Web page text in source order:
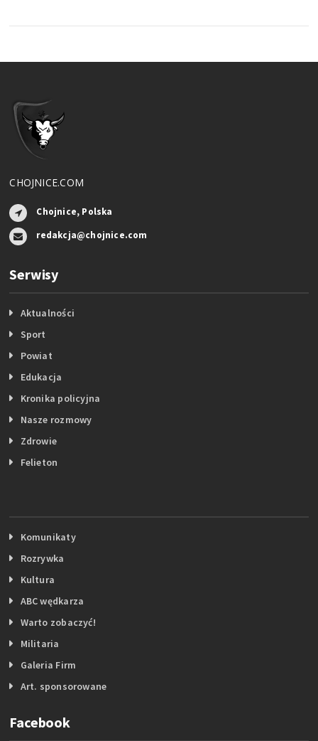
CHOJNICE.COM
Chojnice, Polska
redakcja@chojnice.com
Serwisy
Aktualności
Sport
Powiat
Edukacja
Kronika policyjna
Nasze rozmowy
Zdrowie
Felieton
Komunikaty
Rozrywka
Kultura
ABC wędkarza
Warto zobaczyć!
Militaria
Galeria Firm
Art. sponsorowane
Facebook